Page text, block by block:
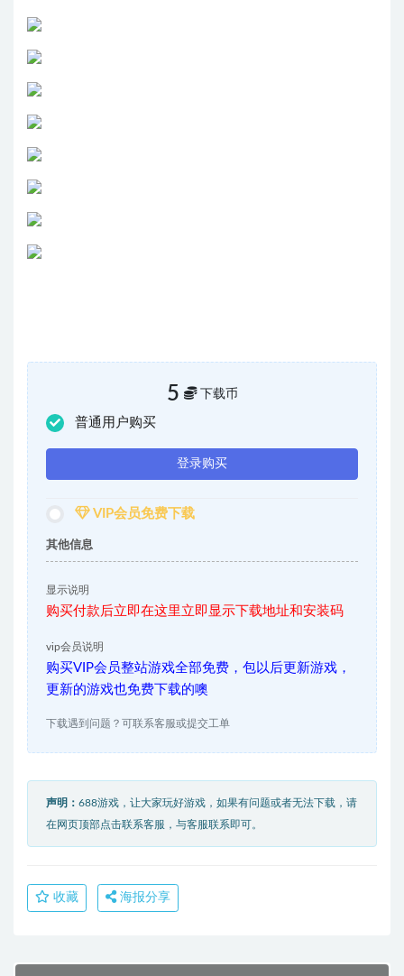
5 下载币
普通用户购买
登录购买
VIP会员免费下载
其他信息
显示说明
购买付款后立即在这里立即显示下载地址和安装码
vip会员说明
购买VIP会员整站游戏全部免费，包以后更新游戏，
更新的游戏也免费下载的噢
下载遇到问题？可联系客服或提交工单
声明： 688游戏，让大家玩好游戏，如果有问题或者无法下载，请
在网页顶部点击联系客服，与客服联系即可。
收藏 海报分享